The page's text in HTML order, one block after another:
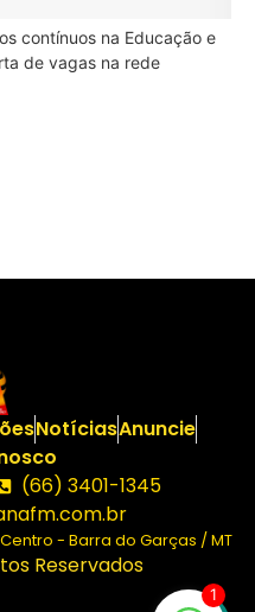
contínuos na Educação e
de vagas na rede
NotíciasAnuncie
(66) 3401-1345
- Barra do Garças / MT
Reservados
1